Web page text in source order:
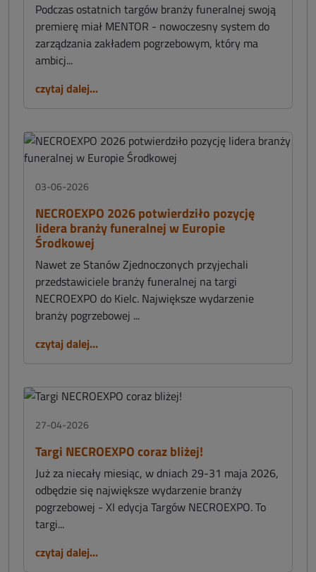
Podczas ostatnich targów branży funeralnej swoją
premierę miał MENTOR - nowoczesny system do
zarządzania zakładem pogrzebowym, który ma
ambicj...
czytaj dalej...
03-06-2026
NECROEXPO 2026 potwierdziło pozycję
lidera branży funeralnej w Europie
Środkowej
Nawet ze Stanów Zjednoczonych przyjechali
przedstawiciele branży funeralnej na targi
NECROEXPO do Kielc. Największe wydarzenie
branży pogrzebowej ...
czytaj dalej...
27-04-2026
Targi NECROEXPO coraz bliżej!
Już za niecały miesiąc, w dniach 29-31 maja 2026,
odbędzie się największe wydarzenie branży
pogrzebowej - XI edycja Targów NECROEXPO. To
targi...
czytaj dalej...